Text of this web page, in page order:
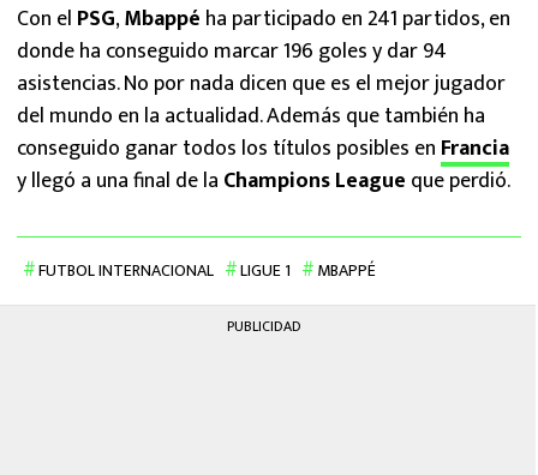
Con el PSG,Mbappé ha participado en 241 partidos, en
donde ha conseguido marcar 196 goles y dar 94
asistencias. No por nada dicen que es el mejor jugador
del mundo en la actualidad. Además que también ha
conseguido ganar todos los títulos posibles en Francia
y llegó a una final de la Champions League que perdió.
FUTBOL INTERNACIONAL LIGUE 1 MBAPPÉ
PUBLICIDAD